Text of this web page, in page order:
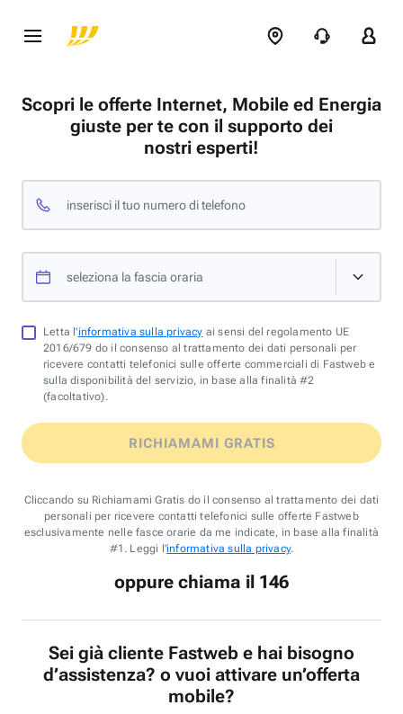
Scopri le offerte Internet, Mobile ed Energia
giuste per te con il supporto dei
nostri esperti!
inserisci il tuo numero di telefono
seleziona la fascia oraria
Letta l'informativa sulla privacy ai sensi del regolamento UE
2016/679 do il consenso al trattamento dei dati personali per
ricevere contatti telefonici sulle offerte commerciali di Fastweb e
sulla disponibilità del servizio, in base alla finalità #2
(facoltativo).
RICHIAMAMI GRATIS
Cliccando su Richiamami Gratis do il consenso al trattamento dei dati
personali per ricevere contatti telefonici sulle offerte Fastweb
esclusivamente nelle fasce orarie da me indicate, in base alla finalità
#1. Leggi l'informativa sulla privacy.
oppure chiama il 146
Sei già cliente Fastweb e hai bisogno
d’assistenza? o vuoi attivare un’offerta
mobile?